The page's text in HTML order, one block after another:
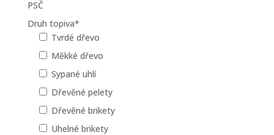
PSČ
Druh topiva*
Tvrdé dřevo
Měkké dřevo
Sypané uhlí
Dřevěné pelety
Dřevěné brikety
Uhelné brikety